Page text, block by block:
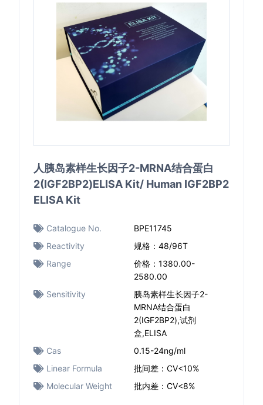
人胰岛素样生长因子2-MRNA结合蛋白
2(IGF2BP2)ELISA Kit/ Human IGF2BP2
ELISA Kit
Catalogue No.
BPE11745
Reactivity
规格：48/96T
Range
价格：1380.00-
2580.00
Sensitivity
胰岛素样生长因子2-
MRNA结合蛋白
2(IGF2BP2),试剂
盒,ELISA
Cas
0.15-24ng/ml
Linear Formula
批间差：CV<10%
Molecular Weight
批内差：CV<8%